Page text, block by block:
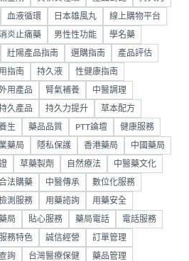
血液循環 日本雄風丸 線上購物平台
炎止痛藥 男性性功能 學名藥
壯陽產品指南 選購指南 產品評估
指南 持久液 性健康指南
用產品 腎氣補養 中醫調理
久產品 持久力提升 草本配方
生 藥品品質 PTT論壇 健康服務
藥局 隱私保護 香港藥局 中國藥局
草藥製劑 自然療法 中醫藥文化
法購藥 中醫傳承 數位化服務
測服務 用藥諮詢 用藥安全
局 貼心服務 藥局電話 電話服務
務特色 誠信經營 訂單管理
詢 台灣醫療保健 藥品管理